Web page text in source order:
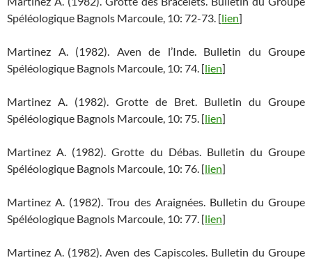
Spéléologique Bagnols Marcoule, 10: 72-73. [lien]
Martinez A. (1982). Aven de l’Inde. Bulletin du Groupe
Spéléologique Bagnols Marcoule, 10: 74. [lien]
Martinez A. (1982). Grotte de Bret. Bulletin du Groupe
Spéléologique Bagnols Marcoule, 10: 75. [lien]
Martinez A. (1982). Grotte du Débas. Bulletin du Groupe
Spéléologique Bagnols Marcoule, 10: 76. [lien]
Martinez A. (1982). Trou des Araignées. Bulletin du Groupe
Spéléologique Bagnols Marcoule, 10: 77. [lien]
Martinez A. (1982). Aven des Capiscoles. Bulletin du Groupe